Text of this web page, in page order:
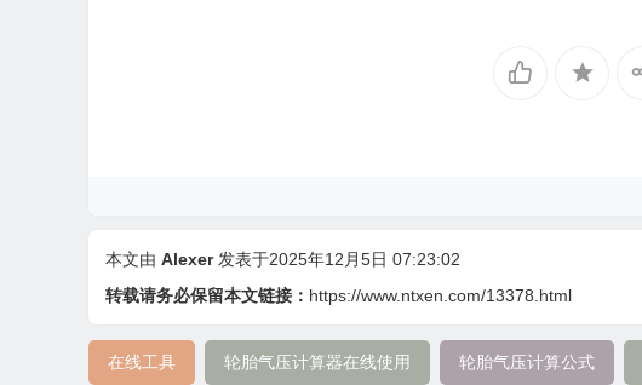
本文由 Alexer 发表于2025年12月5日 07:23:02
转载请务必保留本文链接： https://www.ntxen.com/13378.html
在线工具 轮胎气压计算器在线使用 轮胎气压计算公式